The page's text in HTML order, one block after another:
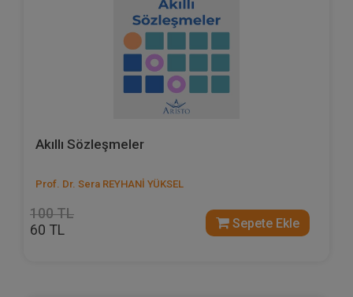
Akıllı Sözleşmeler
Prof. Dr. Sera REYHANİ YÜKSEL
100 TL
60 TL Sepete Ekle